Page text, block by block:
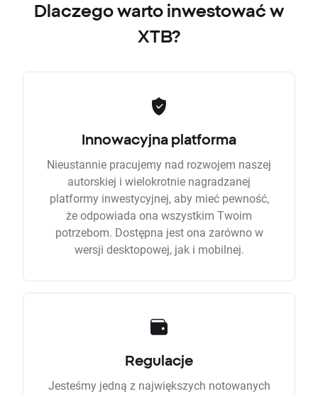
Dlaczego warto inwestować w
XTB?
Innowacyjna platforma
Nieustannie pracujemy nad rozwojem naszej
autorskiej i wielokrotnie nagradzanej
platformy inwestycyjnej, aby mieć pewność,
że odpowiada ona wszystkim Twoim
potrzebom. Dostępna jest ona zarówno w
wersji desktopowej, jak i mobilnej.
Regulacje
Jesteśmy jedną z największych notowanych